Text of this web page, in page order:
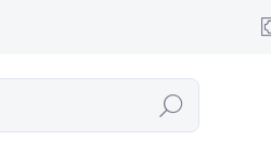
Hľadať